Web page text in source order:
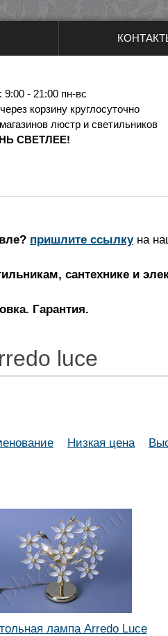
- 21:00 пн-вс
корзину круглосуточно
люстр и светильников
СВЕТЛЕЕ!
пришлите ссылкуна
сантехнике и
Гарантия.
luce
Низкая цена
лампа Arredo Luce